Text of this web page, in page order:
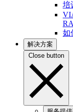
培
如
解决方案
Close button